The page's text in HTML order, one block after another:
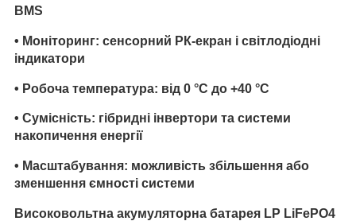
BMS
• Моніторинг: сенсорний РК-екран і світлодіодні
індикатори
• Робоча температура: від 0 °C до +40 °C
• Сумісність: гібридні інвертори та системи
накопичення енергії
• Масштабування: можливість збільшення або
зменшення ємності системи
Високовольтна акумуляторна батарея LP LiFePO4